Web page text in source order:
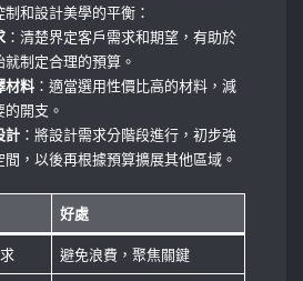
制和設計美學的平衡：
：清楚界定客戶需求和期望，有助於
制定合理的預算。
材料 ：適當選用性價比高的材料，減
開支。
計 ：將設計需求分階段進行，初步強
間，以後再根據預算擴展其他區域。
好處
避免浪費，聚焦關鍵